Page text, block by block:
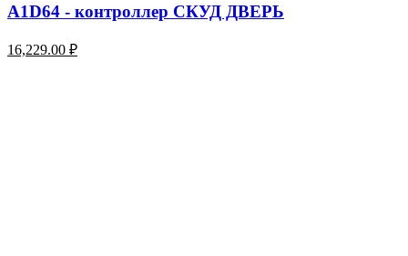
A1D64 - контроллер СКУД ДВЕРЬ
16,229.00 ₽